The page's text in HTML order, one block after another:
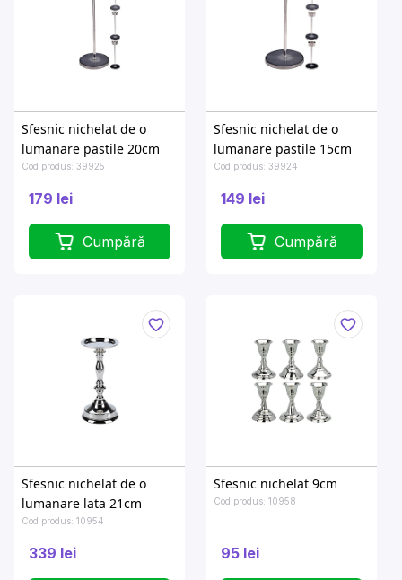
Sfesnic nichelat de o
lumanare pastile 20cm
Cod produs: 39925
179 lei
Cumpără
Sfesnic nichelat de o
lumanare pastile 15cm
Cod produs: 39924
149 lei
Cumpără
Sfesnic nichelat de o
lumanare lata 21cm
Cod produs: 10954
339 lei
Sfesnic nichelat 9cm
Cod produs: 10958
95 lei